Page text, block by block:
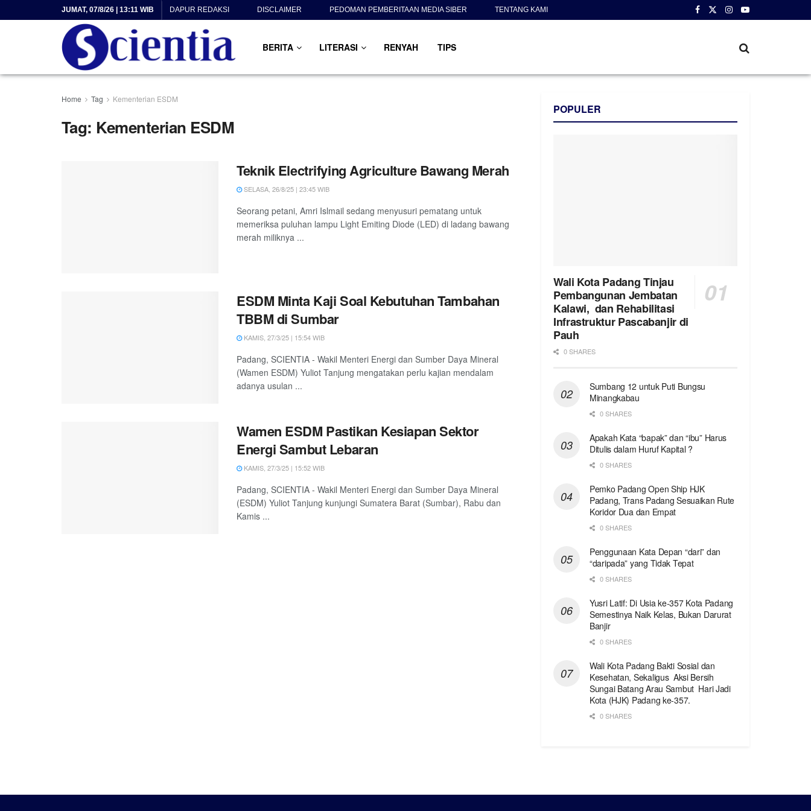
JUMAT, 07/8/26 | 13:11 WIB DAPUR REDAKSI DISCLAIMER PEDOMAN PEMBERITAAN MEDIA SIBER TENTANG KAMI
BERITA LITERASI RENYAH TIPS
Home Tag Kementerian ESDM
Tag: Kementerian ESDM
Teknik Electrifying Agriculture Bawang Merah
SELASA, 26/8/25 | 23:45 WIB
Seorang petani, Amri Islmail sedang menyusuri pematang untuk
memeriksa puluhan lampu Light Emiting Diode (LED) di ladang bawang
merah miliknya ...
ESDM Minta Kaji Soal Kebutuhan Tambahan
TBBM di Sumbar
KAMIS, 27/3/25 | 15:54 WIB
Padang, SCIENTIA - Wakil Menteri Energi dan Sumber Daya Mineral
(Wamen ESDM) Yuliot Tanjung mengatakan perlu kajian mendalam
adanya usulan ...
Wamen ESDM Pastikan Kesiapan Sektor
Energi Sambut Lebaran
KAMIS, 27/3/25 | 15:52 WIB
Padang, SCIENTIA - Wakil Menteri Energi dan Sumber Daya Mineral
(ESDM) Yuliot Tanjung kunjungi Sumatera Barat (Sumbar), Rabu dan
Kamis ...
POPULER
Wali Kota Padang Tinjau
Pembangunan Jembatan
Kalawi, dan Rehabilitasi
Infrastruktur Pascabanjir di
Pauh
0 SHARES
Sumbang 12 untuk Puti Bungsu
Minangkabau
0 SHARES
Apakah Kata “bapak” dan “ibu” Harus
Ditulis dalam Huruf Kapital ?
0 SHARES
Pemko Padang Open Ship HJK
Padang, Trans Padang Sesuaikan Rute
Koridor Dua dan Empat
0 SHARES
Penggunaan Kata Depan “dari” dan
“daripada” yang Tidak Tepat
0 SHARES
Yusri Latif: Di Usia ke-357 Kota Padang
Semestinya Naik Kelas, Bukan Darurat
Banjir
0 SHARES
Wali Kota Padang Bakti Sosial dan
Kesehatan, Sekaligus Aksi Bersih
Sungai Batang Arau Sambut Hari Jadi
Kota (HJK) Padang ke-357.
0 SHARES